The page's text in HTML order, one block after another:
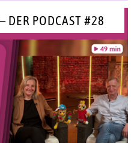
DER PODCAST #28